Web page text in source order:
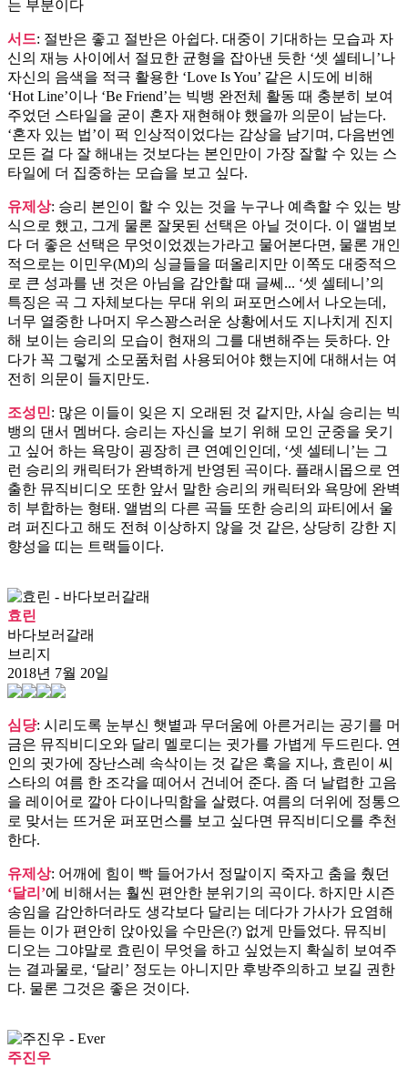
는 부분이다
서드: 절반은 좋고 절반은 아쉽다. 대중이 기대하는 모습과 자
신의 재능 사이에서 절묘한 균형을 잡아낸 듯한 ‘셋 셀테니’나
자신의 음색을 적극 활용한 ‘Love Is You’ 같은 시도에 비해
‘Hot Line’이나 ‘Be Friend’는 빅뱅 완전체 활동 때 충분히 보여
주었던 스타일을 굳이 혼자 재현해야 했을까 의문이 남는다.
‘혼자 있는 법’이 퍽 인상적이었다는 감상을 남기며, 다음번엔
모든 걸 다 잘 해내는 것보다는 본인만이 가장 잘할 수 있는 스
타일에 더 집중하는 모습을 보고 싶다.
유제상: 승리 본인이 할 수 있는 것을 누구나 예측할 수 있는 방
식으로 했고, 그게 물론 잘못된 선택은 아닐 것이다. 이 앨범보
다 더 좋은 선택은 무엇이었겠는가라고 물어본다면, 물론 개인
적으로는 이민우(M)의 싱글들을 떠올리지만 이쪽도 대중적으
로 큰 성과를 낸 것은 아님을 감안할 때 글쎄... ‘셋 셀테니’의
특징은 곡 그 자체보다는 무대 위의 퍼포먼스에서 나오는데,
너무 열중한 나머지 우스꽝스러운 상황에서도 지나치게 진지
해 보이는 승리의 모습이 현재의 그를 대변해주는 듯하다. 안
다가 꼭 그렇게 소모품처럼 사용되어야 했는지에 대해서는 여
전히 의문이 들지만도.
조성민: 많은 이들이 잊은 지 오래된 것 같지만, 사실 승리는 빅
뱅의 댄서 멤버다. 승리는 자신을 보기 위해 모인 군중을 웃기
고 싶어 하는 욕망이 굉장히 큰 연예인인데, ‘셋 셀테니’는 그
런 승리의 캐릭터가 완벽하게 반영된 곡이다. 플래시몹으로 연
출한 뮤직비디오 또한 앞서 말한 승리의 캐릭터와 욕망에 완벽
히 부합하는 형태. 앨범의 다른 곡들 또한 승리의 파티에서 울
려 퍼진다고 해도 전혀 이상하지 않을 것 같은, 상당히 강한 지
향성을 띠는 트랙들이다.
효린
바다보러갈래
브리지
2018년 7월 20일
심댱: 시리도록 눈부신 햇볕과 무더움에 아른거리는 공기를 머
금은 뮤직비디오와 달리 멜로디는 귓가를 가볍게 두드린다. 연
인의 귓가에 장난스레 속삭이는 것 같은 훅을 지나, 효린이 씨
스타의 여름 한 조각을 떼어서 건네어 준다. 좀 더 날렵한 고음
을 레이어로 깔아 다이나믹함을 살렸다. 여름의 더위에 정통으
로 맞서는 뜨거운 퍼포먼스를 보고 싶다면 뮤직비디오를 추천
한다.
유제상: 어깨에 힘이 빡 들어가서 정말이지 죽자고 춤을 췄던
‘달리’에 비해서는 훨씬 편안한 분위기의 곡이다. 하지만 시즌
송임을 감안하더라도 생각보다 달리는 데다가 가사가 요염해
듣는 이가 편안히 앉아있을 수만은(?) 없게 만들었다. 뮤직비
디오는 그야말로 효린이 무엇을 하고 싶었는지 확실히 보여주
는 결과물로, ‘달리’ 정도는 아니지만 후방주의하고 보길 권한
다. 물론 그것은 좋은 것이다.
주진우